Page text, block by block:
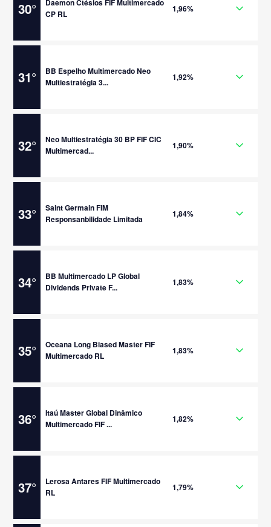
30°
Daemon Ctésios FIF Multimercado
CP RL
1,96%
31°
BB Espelho Multimercado Neo
Multiestratégia 3...
1,92%
32°
Neo Multiestratégia 30 BP FIF CIC
Multimercad...
1,90%
33°
Saint Germain FIM
Responsanbilidade Limitada
1,84%
34°
BB Multimercado LP Global
Dividends Private F...
1,83%
35°
Oceana Long Biased Master FIF
Multimercado RL
1,83%
36°
Itaú Master Global Dinâmico
Multimercado FIF ...
1,82%
37°
Lerosa Antares FIF Multimercado
RL
1,79%